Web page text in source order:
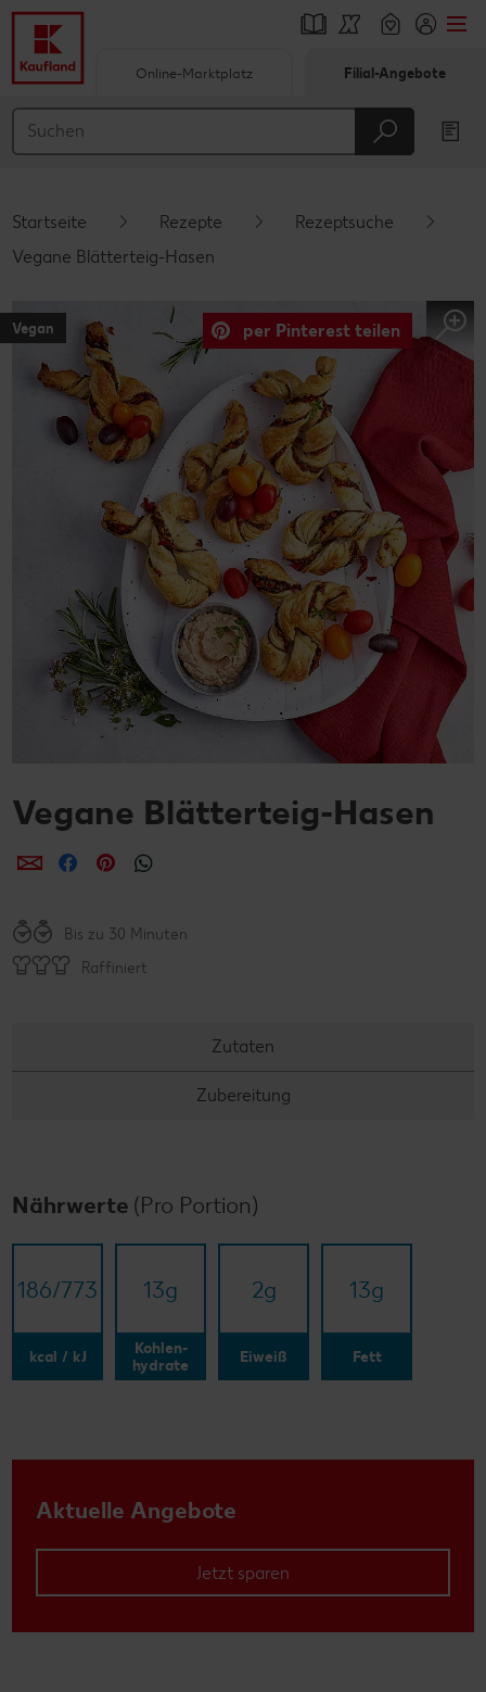
Hauptinhalt
Schwebender Seitenbereich
Online-Marktplatz Filial-Angebote
Startseite Rezepte
Rezeptsuche
Vegane Blätterteig-Hasen
Vegan per Pinterest teilen
Vegane Blätterteig-Hasen
per E-Mail teilen
per Facebook teilen
per Pinterest teilen
Bis zu 30 Minuten
Raffiniert
Zutaten
Zubereitung
Nährwerte (Pro Portion)
186/​773
kcal / kJ
13g
Kohlen-
hydrate
2g
Eiweiß
13g
Fett
Aktuelle Angebote
Jetzt sparen